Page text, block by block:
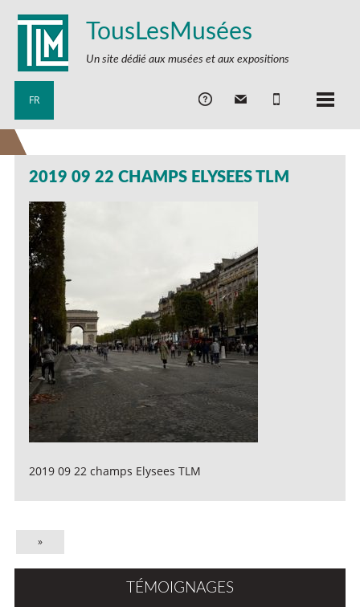
TousLesMusées
Un site dédié aux musées et aux expositions
FR
2019 09 22 CHAMPS ELYSEES TLM
2019 09 22 champs Elysees TLM
»
TÉMOIGNAGES